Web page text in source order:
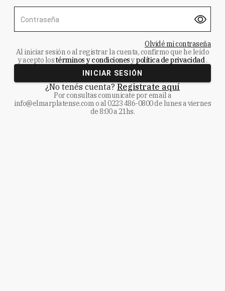
Contraseña
Olvidé mi contraseña
Al iniciar sesión o al registrar la cuenta, confirmo que he leído
y acepto lostérminos y condicionesypolítica de privacidad.
INICIAR SESIÓN
¿No tenés cuenta? Registrate aquí
Por consultas comunicate por email a
info@elmarplatense.como al0223 486-0800de lunes a viernes
de 8:00 a 21hs.